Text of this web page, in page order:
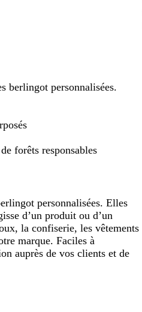
berlingot personnalisées.
forêts responsables
personnalisées. Elles
d’un produit ou d’un
la confiserie, les vêtements
marque. Faciles à
auprès de vos clients et de